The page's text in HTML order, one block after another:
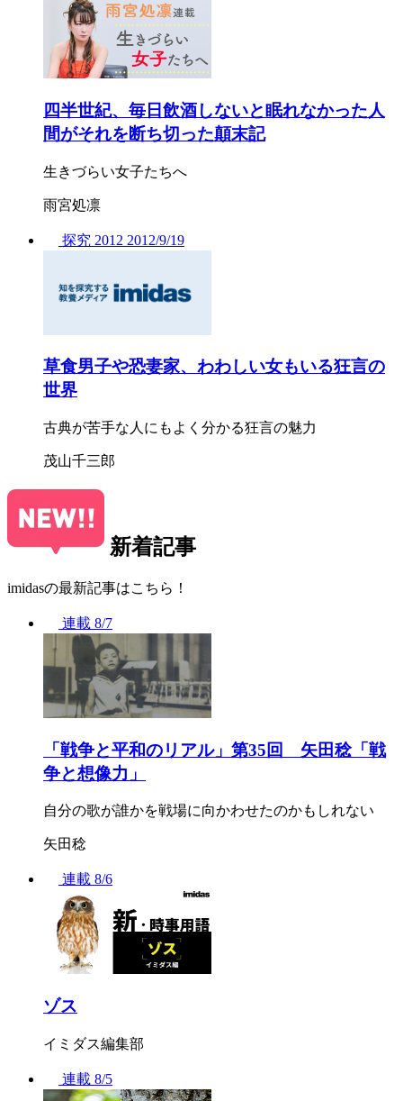
四半世紀、毎日飲酒しないと眠れなかった人
間がそれを断ち切った顛末記
生きづらい女子たちへ
雨宮処凛
探究 2012 2012/9/19
草食男子や恐妻家、わわしい女もいる狂言の
世界
古典が苦手な人にもよく分かる狂言の魅力
茂山千三郎
新着記事
imidasの最新記事はこちら！
連載 8/7
「戦争と平和のリアル」第35回 矢田稔「戦
争と想像力」
自分の歌が誰かを戦場に向かわせたのかもしれない
矢田稔
連載 8/6
ゾス
イミダス編集部
連載 8/5